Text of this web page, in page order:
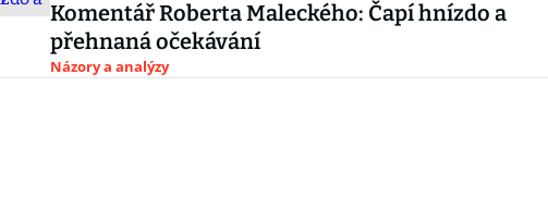
Komentář Roberta Maleckého: Čapí hnízdo a
přehnaná očekávání
Názory a analýzy